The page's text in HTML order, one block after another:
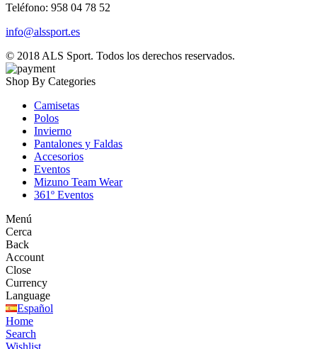
Teléfono: 958 04 78 52
info@alssport.es
© 2018 ALS Sport. Todos los derechos reservados.
Shop By Categories
Camisetas
Polos
Invierno
Pantalones y Faldas
Accesorios
Eventos
Mizuno Team Wear
361º Eventos
Menú
Cerca
Back
Account
Close
Currency
Language
Español
Home
Search
Wishlist